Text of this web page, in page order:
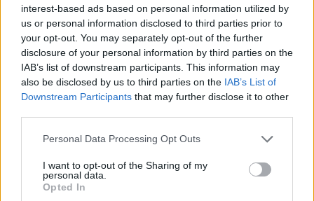
interest-based ads based on personal information utilized by
us or personal information disclosed to third parties prior to
your opt-out. You may separately opt-out of the further
disclosure of your personal information by third parties on the
IAB’s list of downstream participants. This information may
also be disclosed by us to third parties on the IAB’s List of
Downstream Participants that may further disclose it to other
Please note that this website/app uses one or more Google
not limited to your visit or usage behaviour. You may click to
grant or deny consent to Google and its third-party tags to
use your data for below specified purposes in below Google
Personal Data Processing Opt Outs
I want to opt-out of the Sharing of my
personal data.
Opted In
Food & Travel
Kanaloa Smart Cocktails & Dining: Όταν ο παράδεισος έχει
όνομα
αλμύρα...